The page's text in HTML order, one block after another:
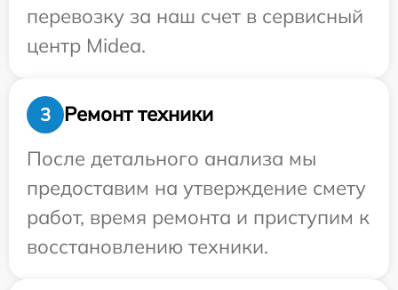
перевозку за наш счет в сервисный
центр Midea.
3
Ремонт техники
После детального анализа мы
предоставим на утверждение смету
работ, время ремонта и приступим к
восстановлению техники.